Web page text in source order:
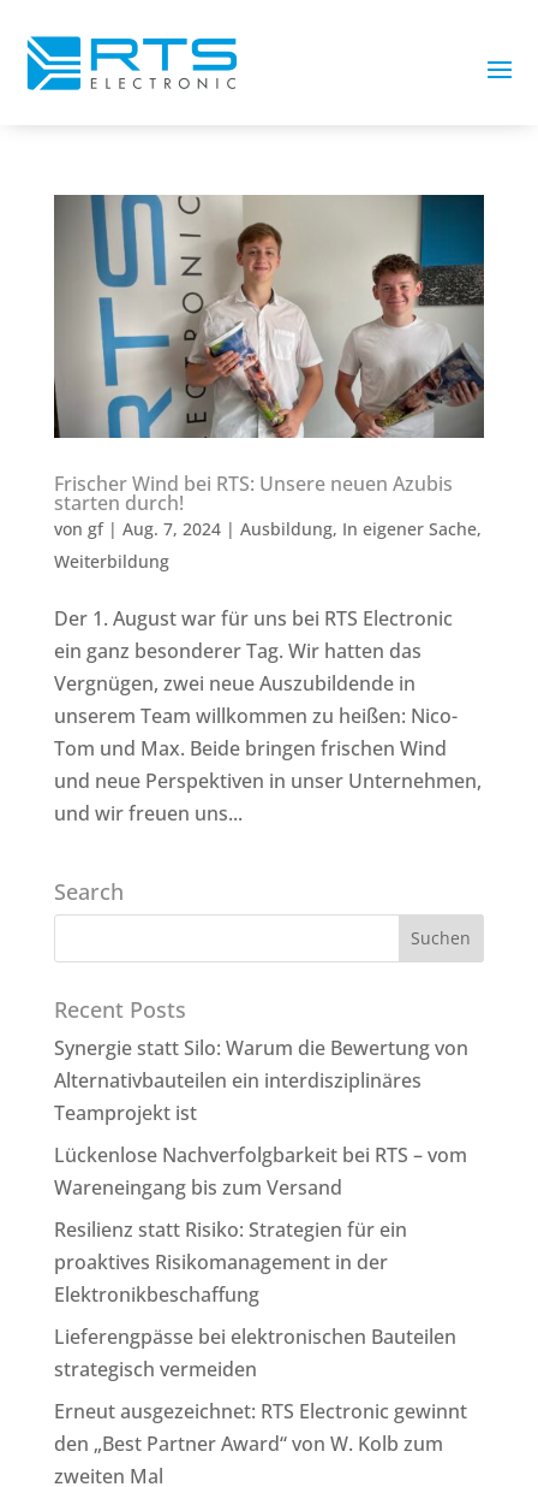
Frischer Wind bei RTS: Unsere neuen Azubis
starten durch!
von gf| Aug. 7, 2024| Ausbildung, In eigener Sache,
Weiterbildung
Der 1. August war für uns bei RTS Electronic
ein ganz besonderer Tag. Wir hatten das
Vergnügen, zwei neue Auszubildende in
unserem Team willkommen zu heißen: Nico-
Tom und Max. Beide bringen frischen Wind
und neue Perspektiven in unser Unternehmen,
und wir freuen uns...
Search
Recent Posts
Synergie statt Silo: Warum die Bewertung von
Alternativbauteilen ein interdisziplinäres
Teamprojekt ist
Lückenlose Nachverfolgbarkeit bei RTS – vom
Wareneingang bis zum Versand
Resilienz statt Risiko: Strategien für ein
proaktives Risikomanagement in der
Elektronikbeschaffung
Lieferengpässe bei elektronischen Bauteilen
strategisch vermeiden
Erneut ausgezeichnet: RTS Electronic gewinnt
den „Best Partner Award“ von W. Kolb zum
zweiten Mal